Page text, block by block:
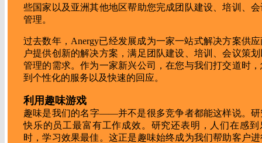
些国家以及亚洲其他地区帮助您完成团队建设、培训、
管理。
过去数年，Anergy已经发展成为一家一站式解决方案供
户提供创新的解决方案，满足团队建设、培训、会议策
管理的需求。作为一家新兴公司，在您与我们打交道时
到个性化的服务以及快速的回应。
利用趣味游戏
趣味是我们的名字——并不是很多竞争者都能这样说。研
快乐的员工最富有工作成效。研究还表明，人们在感到
时，学习效果最佳。这正是趣味始终成为我们帮助客户